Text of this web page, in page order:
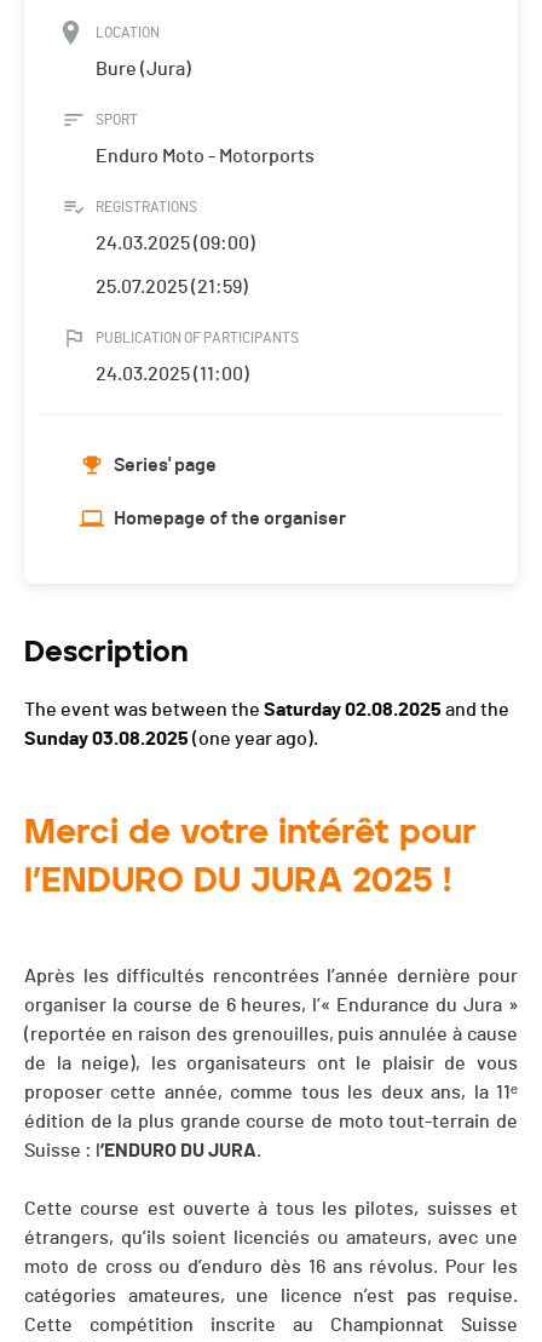
LOCATION
Bure (Jura)
SPORT
Enduro Moto - Motorports
REGISTRATIONS
24.03.2025 (09:00)
25.07.2025 (21:59)
PUBLICATION OF PARTICIPANTS
24.03.2025 (11:00)
Series' page
Homepage of the organiser
Description
The event was between the Saturday 02.08.2025 and the
Sunday 03.08.2025 (one year ago).
Merci de votre intérêt pour
l’ENDURO DU JURA 2025 !
Après les difficultés rencontrées l’année dernière pour
organiser la course de 6 heures, l’« Endurance du Jura »
(reportée en raison des grenouilles, puis annulée à cause
de la neige), les organisateurs ont le plaisir de vous
proposer cette année, comme tous les deux ans, la 11ᵉ
édition de la plus grande course de moto tout-terrain de
Suisse : l ’ENDURO DU JURA.
Cette course est ouverte à tous les pilotes, suisses et
étrangers, qu’ils soient licenciés ou amateurs, avec une
moto de cross ou d’enduro dès 16 ans révolus. Pour les
catégories amateures, une licence n’est pas requise.
Cette compétition inscrite au Championnat Suisse